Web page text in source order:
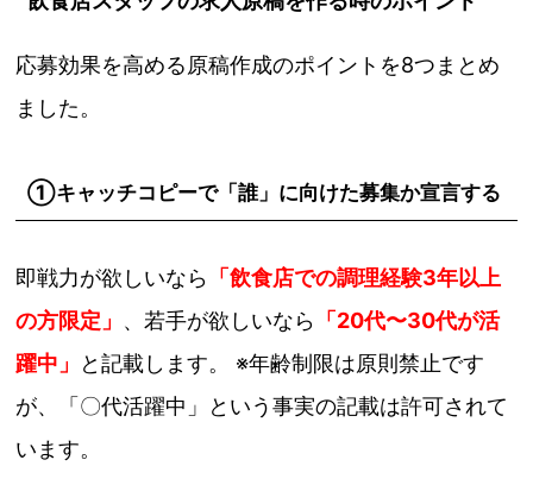
応募効果を高める原稿作成のポイントを8つまとめ
ました。
①キャッチコピーで「誰」に向けた募集か宣言する
即戦力が欲しいなら 「飲食店での調理経験3年以上
の方限定」 、若手が欲しいなら 「20代〜30代が活
躍中」
と記載します。 ※年齢制限は原則禁止です
が、「〇代活躍中」という事実の記載は許可されて
います。